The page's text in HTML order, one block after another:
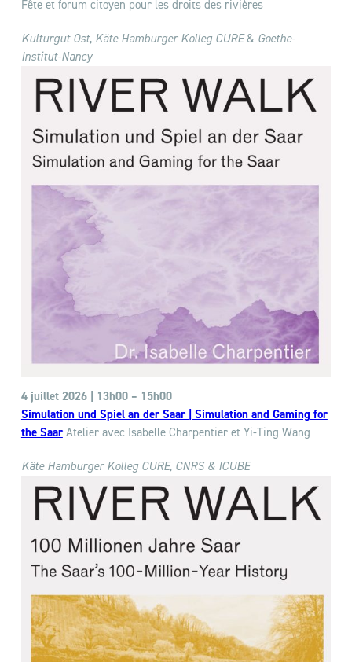
Fête et forum citoyen pour les droits des rivières
Kulturgut Ost, Käte Hamburger Kolleg CURE& Goethe-
Institut-Nancy
4 juillet 2026 | 13h00 – 15h00
Simulation und Spiel an der Saar | Simulation and Gaming for
the SaarAtelier avec Isabelle Charpentier et Yi-Ting Wang
Käte Hamburger Kolleg CURE, CNRS & ICUBE